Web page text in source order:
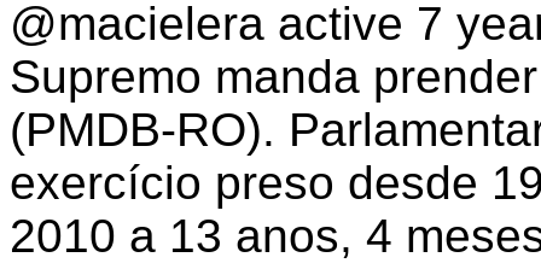
@macielera active 7
Supremo manda
(PMDB-RO).
exercício preso desde
2010 a 13 anos, 4